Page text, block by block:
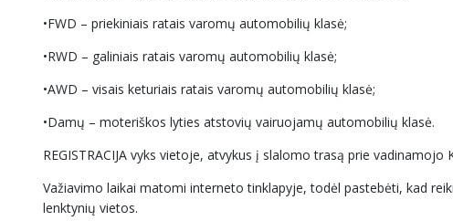
•FWD – priekiniais ratais varomų automobilių klasė;
•RWD – galiniais ratais varomų automobilių klasė;
•AWD – visais keturiais ratais varomų automobilių klasė;
•Damų – moteriškos lyties atstovių vairuojamų automobilių klasė.
REGISTRACIJA vyks vietoje, atvykus į slalomo trasą prie vadinamojo
Važiavimo laikai matomi interneto tinklapyje, todėl pastebėti, kad
lenktynių vietos.